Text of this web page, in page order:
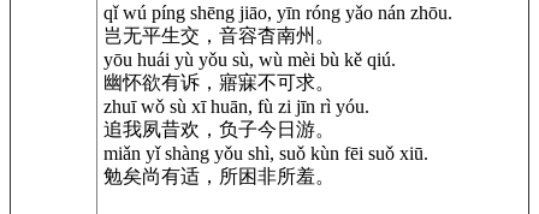
qǐ wú píng shēng jiāo, yīn róng yǎo nán zhōu.
岂无平生交，音容杳南州。
yōu huái yù yǒu sù, wù mèi bù kě qiú.
幽怀欲有诉，寤寐不可求。
zhuī wǒ sù xī huān, fù zi jīn rì yóu.
追我夙昔欢，负子今日游。
miǎn yǐ shàng yǒu shì, suǒ kùn fēi suǒ xiū.
勉矣尚有适，所困非所羞。